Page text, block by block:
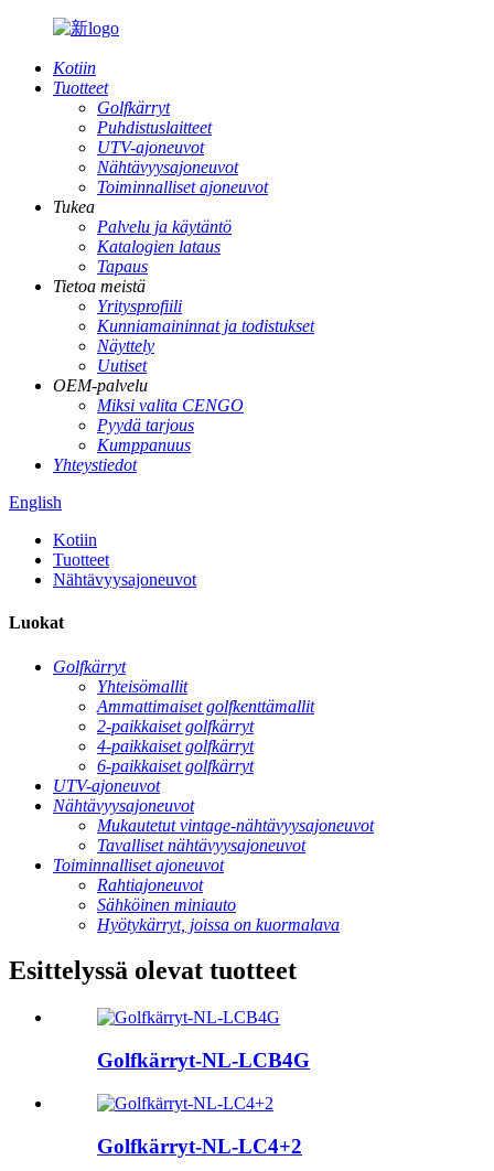
Kotiin
Tuotteet
Golfkärryt
Puhdistuslaitteet
UTV-ajoneuvot
Nähtävyysajoneuvot
Toiminnalliset ajoneuvot
Tukea
Palvelu ja käytäntö
Katalogien lataus
Tapaus
Tietoa meistä
Yritysprofiili
Kunniamaininnat ja todistukset
Näyttely
Uutiset
OEM-palvelu
Miksi valita CENGO
Pyydä tarjous
Kumppanuus
Yhteystiedot
English
Kotiin
Tuotteet
Nähtävyysajoneuvot
Luokat
Golfkärryt
Yhteisömallit
Ammattimaiset golfkenttämallit
2-paikkaiset golfkärryt
4-paikkaiset golfkärryt
6-paikkaiset golfkärryt
UTV-ajoneuvot
Nähtävyysajoneuvot
Mukautetut vintage-nähtävyysajoneuvot
Tavalliset nähtävyysajoneuvot
Toiminnalliset ajoneuvot
Rahtiajoneuvot
Sähköinen miniauto
Hyötykärryt, joissa on kuormalava
Esittelyssä olevat tuotteet
Golfkärryt-NL-LCB4G
Golfkärryt-NL-LC4+2